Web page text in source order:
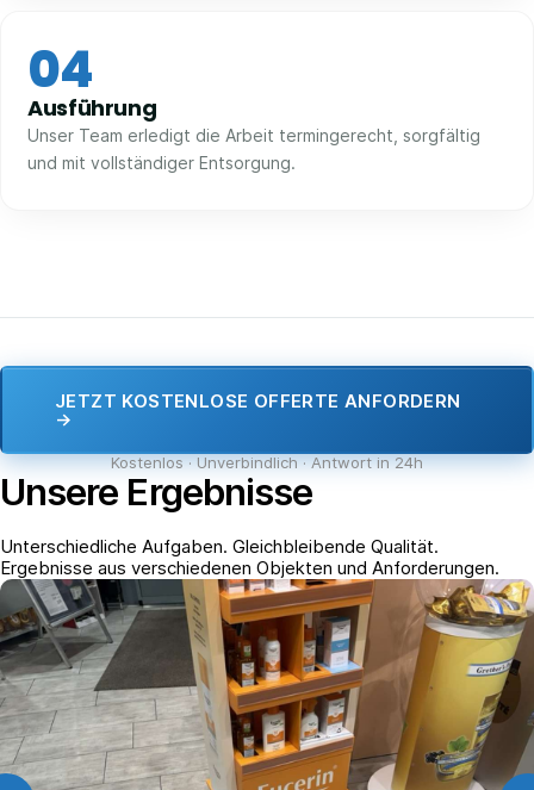
04
Ausführung
Unser Team erledigt die Arbeit termingerecht, sorgfältig
und mit vollständiger Entsorgung.
JETZT KOSTENLOSE OFFERTE ANFORDERN
→
Kostenlos · Unverbindlich · Antwort in 24h
Unsere Ergebnisse
Unterschiedliche Aufgaben. Gleichbleibende Qualität.
Ergebnisse aus verschiedenen Objekten und Anforderungen.